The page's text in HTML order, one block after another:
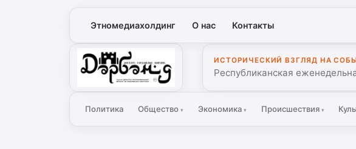
Этномедиахолдинг О нас Контакты
Дербенд
ИСТОРИЧЕСКИЙ ВЗГЛЯД НА
Республиканская
Политика Общество▾ Экономика ▾ Происшествия ▾